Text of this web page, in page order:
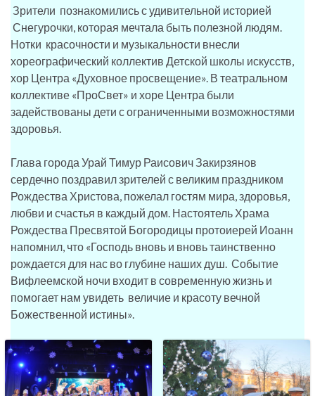
Зрители познакомились с удивительной историей
Снегурочки, которая мечтала быть полезной людям.
Нотки красочности и музыкальности внесли
хореографический коллектив Детской школы искусств,
хор Центра «Духовное просвещение». В театральном
коллективе «ПроСвет» и хоре Центра были
задействованы дети с ограниченными возможностями
здоровья.
Глава города Урай Тимур Раисович Закирзянов
сердечно поздравил зрителей с великим праздником
Рождества Христова, пожелал гостям мира, здоровья,
любви и счастья в каждый дом. Настоятель Храма
Рождества Пресвятой Богородицы протоиерей Иоанн
напомнил, что «Господь вновь и вновь таинственно
рождается для нас во глубине наших душ. Событие
Вифлеемской ночи входит в современную жизнь и
помогает нам увидеть величие и красоту вечной
Божественной истины».